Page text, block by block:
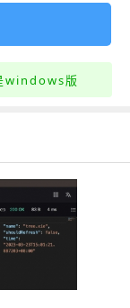
windows版